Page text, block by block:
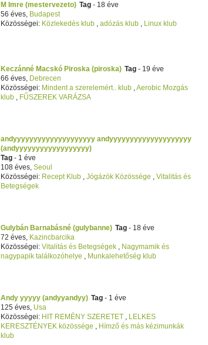
M Imre (mestervezeto) Tag - 18 éve
56 éves, Budapest
Közösségei: Közlekedés klub , adózás klub , Linux klub
Keczánné Macskó Piroska (piroska) Tag - 19 éve
66 éves, Debrecen
Közösségei: Mindent a szerelemért.. klub ,Aerobic Mozgás
klub , FŰSZEREK VARÁZSA
andyyyyyyyyyyyyyyyyyyyy andyyyyyyyyyyyyyyyyyyyy
(andyyyyyyyyyyyyyyyyyy)
Tag - 1 éve
108 éves, Seoul
Közösségei: Recept Klub , Jógázók Közössége , Vitalitás és
Betegségek
Gulybán Barnabásné (gulybanne) Tag - 18 éve
72 éves, Kazincbarcika
Közösségei: Vitalitás és Betegségek , Nagymamik és
nagypapik találkozóhelye , Munkalehetőség klub
Andy yyyyy (andyyandyy) Tag - 1 éve
125 éves, Usa
Közösségei: HIT REMÉNY SZERETET , LELKES
KERESZTÉNYEK közössége , Hímző és más kézimunkák
klub